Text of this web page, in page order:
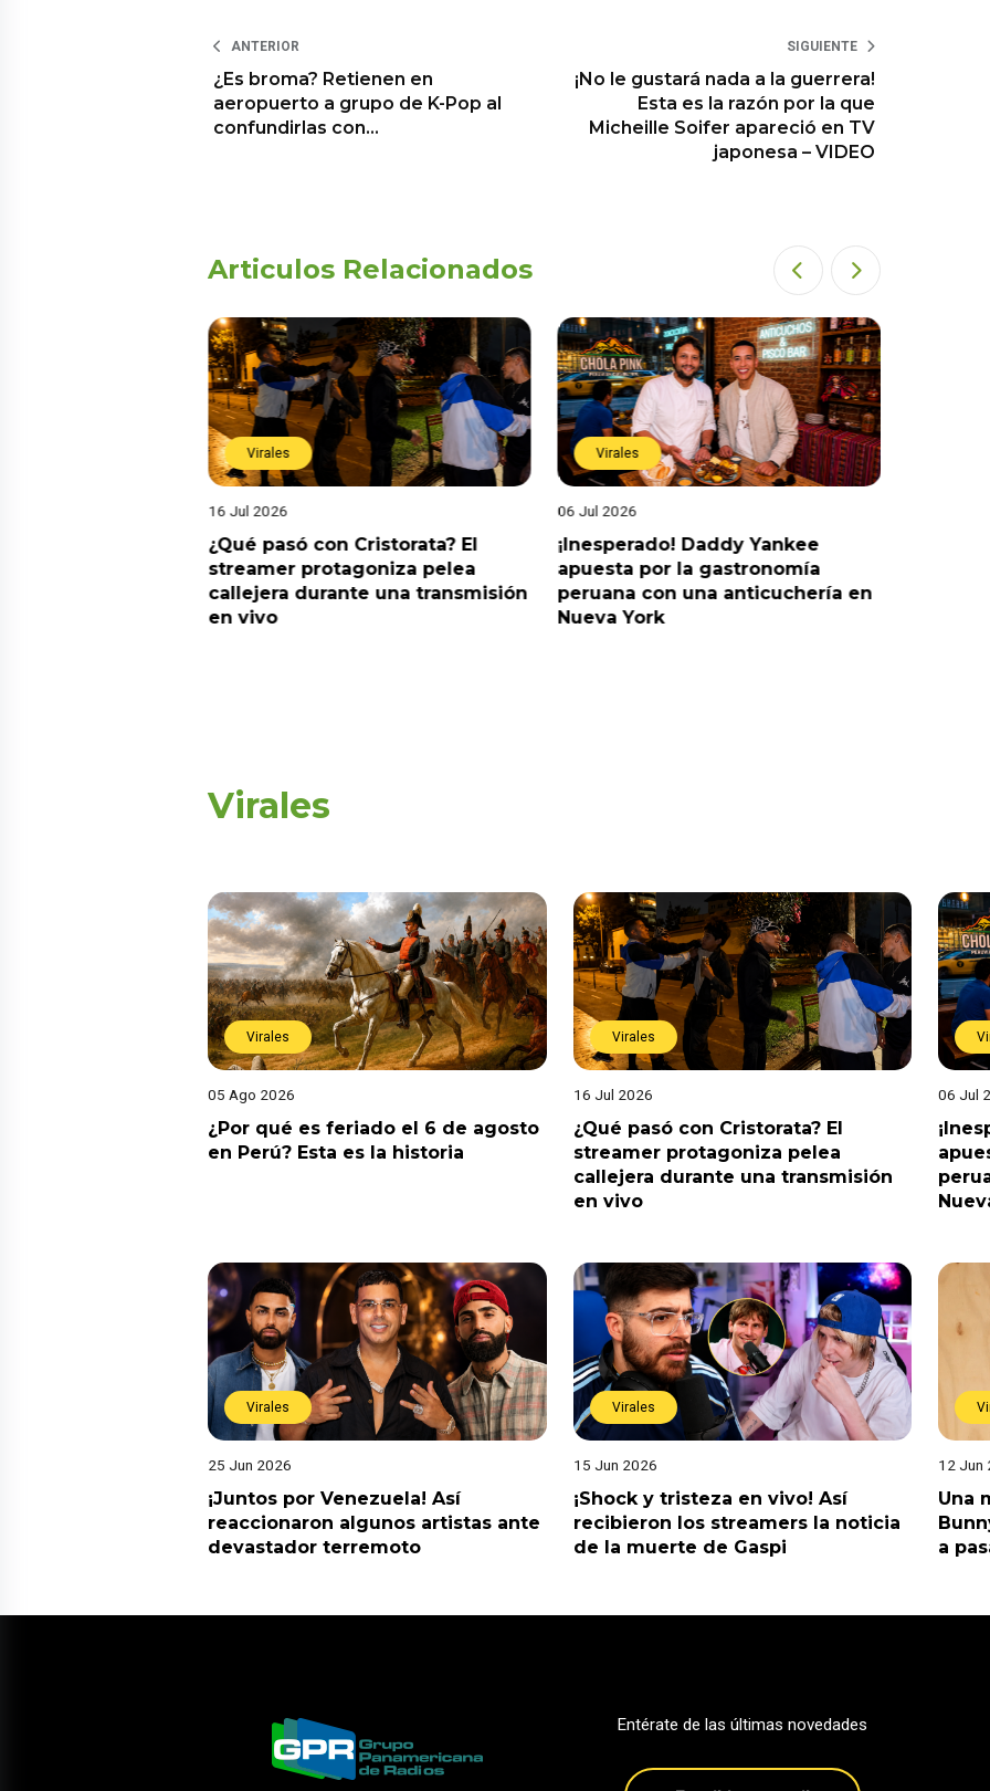
ANTERIOR
¿Es broma? Retienen en
aeropuerto a grupo de K-Pop al
confundirlas con…
SIGUIENTE
¡No le gustará nada a la guerrera!
Esta es la razón por la que
Micheille Soifer apareció en TV
japonesa – VIDEO
Articulos Relacionados
Virales
16 Jul 2026
¿Qué pasó con Cristorata? El
streamer protagoniza pelea
callejera durante una transmisión
en vivo
Virales
06 Jul 2026
¡Inesperado! Daddy Yankee
apuesta por la gastronomía
peruana con una anticuchería en
Nueva York
Virales
Virales
05 Ago 2026
¿Por qué es feriado el 6 de agosto
en Perú? Esta es la historia
Virales
16 Jul 2026
¿Qué pasó con Cristorata? El
streamer protagoniza pelea
callejera durante una transmisión
en vivo
06 Jul
Virales
25 Jun 2026
¡Juntos por Venezuela! Así
reaccionaron algunos artistas ante
devastador terremoto
Virales
15 Jun 2026
¡Shock y tristeza en vivo! Así
recibieron los streamers la noticia
de la muerte de Gaspi
12 Jun
Una
a
Entérate de las últimas novedades